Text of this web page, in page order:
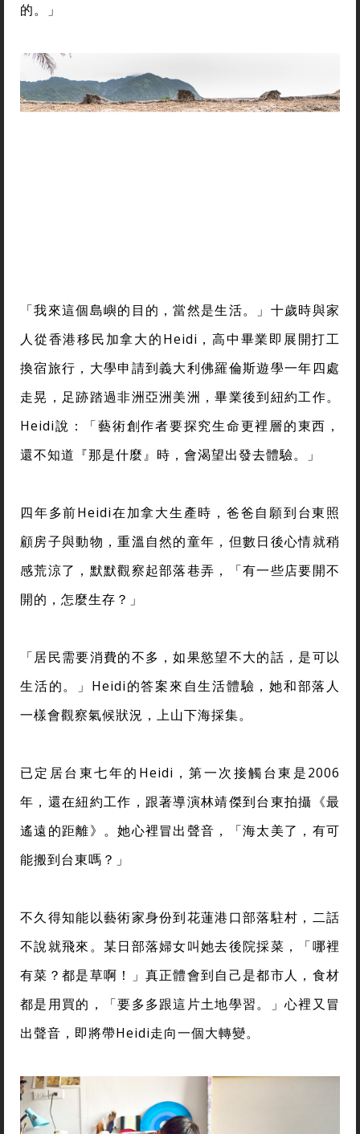
的。」
「我來這個島嶼的目的，當然是生活。」十歲時與家
人從香港移民加拿大的Heidi，高中畢業即展開打工
換宿旅行，大學申請到義大利佛羅倫斯遊學一年四處
走晃，足跡踏過非洲亞洲美洲，畢業後到紐約工作。
Heidi說：「藝術創作者要探究生命更裡層的東西，
還不知道『那是什麼』時，會渴望出發去體驗。」
四年多前Heidi在加拿大生產時，爸爸自願到台東照
顧房子與動物，重溫自然的童年，但數日後心情就稍
感荒涼了，默默觀察起部落巷弄，「有一些店要開不
開的，怎麼生存？」
「居民需要消費的不多，如果慾望不大的話，是可以
生活的。」Heidi的答案來自生活體驗，她和部落人
一樣會觀察氣候狀況，上山下海採集。
已定居台東七年的Heidi，第一次接觸台東是2006
年，還在紐約工作，跟著導演林靖傑到台東拍攝《最
遙遠的距離》。她心裡冒出聲音，「海太美了，有可
能搬到台東嗎？」
不久得知能以藝術家身份到花蓮港口部落駐村，二話
不說就飛來。某日部落婦女叫她去後院採菜，「哪裡
有菜？都是草啊！」真正體會到自己是都市人，食材
都是用買的，「要多多跟這片土地學習。」心裡又冒
出聲音，即將帶Heidi走向一個大轉變。